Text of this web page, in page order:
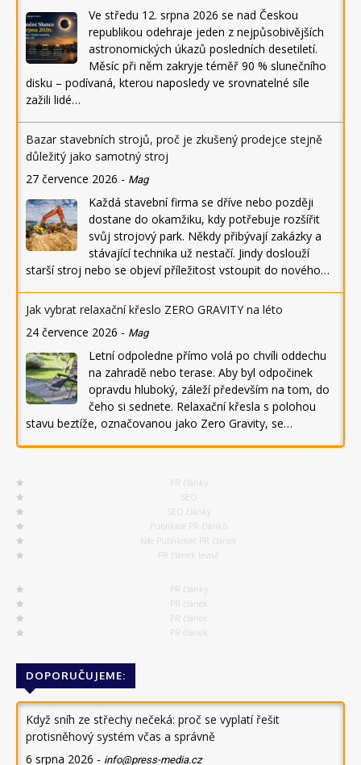
Ve středu 12. srpna 2026 se nad Českou
republikou odehraje jeden z nejpůsobivějších
astronomických úkazů posledních desetiletí.
Měsíc při něm zakryje téměř 90 % slunečního
disku – podívaná, kterou naposledy ve srovnatelné síle
zažili lidé…
Bazar stavebních strojů, proč je zkušený prodejce stejně
důležitý jako samotný stroj
27 července 2026 - Mag
Každá stavební firma se dříve nebo později
dostane do okamžiku, kdy potřebuje rozšířit
svůj strojový park. Někdy přibývají zakázky a
stávající technika už nestačí. Jindy doslouží
starší stroj nebo se objeví příležitost vstoupit do nového…
Jak vybrat relaxační křeslo ZERO GRAVITY na léto
24 července 2026 - Mag
Letní odpoledne přímo volá po chvíli oddechu
na zahradě nebo terase. Aby byl odpočinek
opravdu hluboký, záleží především na tom, do
čeho si sednete. Relaxační křesla s polohou
stavu beztíže, označovanou jako Zero Gravity, se…
PR články
SEO
SEO články
Publikace PR článků
Kde Publikovat PR článek
PR článek levně
PR články
PR článek
PR článek
PR článek
DOPORUČUJEME:
Když sníh ze střechy nečeká: proč se vyplatí řešit
protisněhový systém včas a správně
6 srpna 2026 - info@press-media.cz